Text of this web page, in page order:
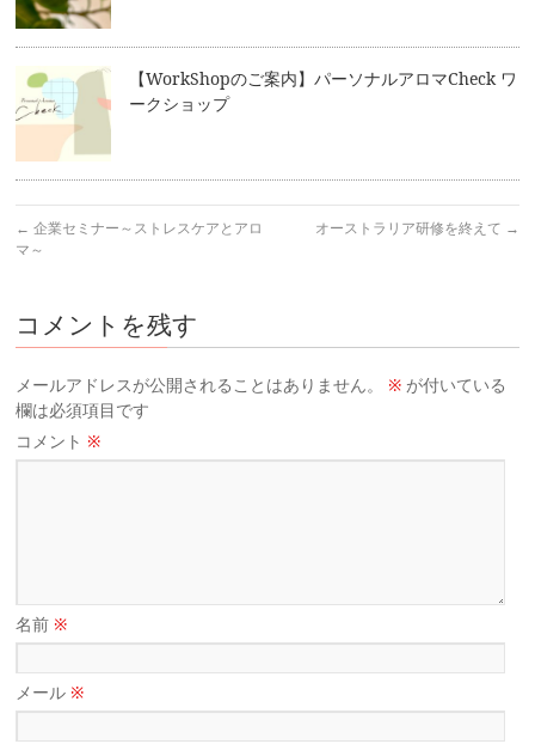
【WorkShopのご案内】パーソナルアロマCheck ワ
ークショップ
← 企業セミナー～ストレスケアとアロ
マ～
オーストラリア研修を終えて →
コメントを残す
メールアドレスが公開されることはありません。 ※ が付いている
欄は必須項目です
コメント ※
名前 ※
メール ※